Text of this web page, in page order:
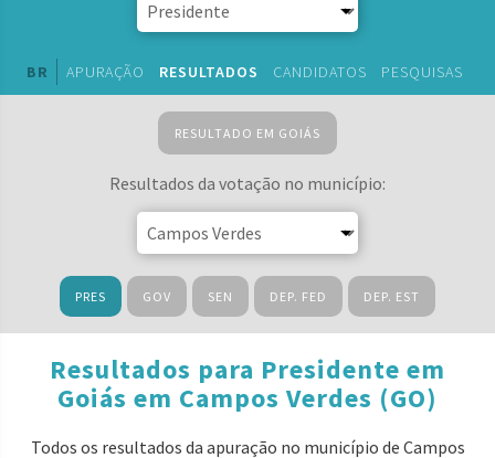
BR APURAÇÃO RESULTADOS CANDIDATOS PESQUISAS
RESULTADO EM GOIÁS
Resultados da votação no município:
PRES GOV SEN DEP. FED DEP. EST
Resultados para Presidente em
Goiás em Campos Verdes (GO)
Todos os resultados da apuração no município de Campos